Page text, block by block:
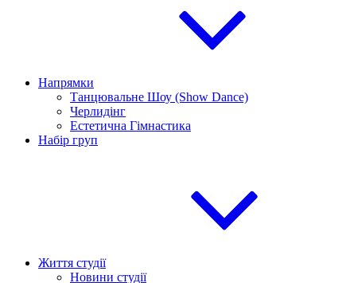
Напрямки
Танцювальне Шоу (Show Dance)
Черлидінг
Естетична Гімнастика
Набір груп
Життя студії
Новини студії